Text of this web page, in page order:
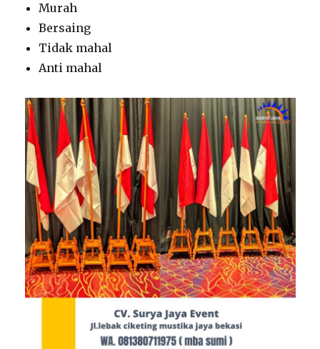
Murah
Bersaing
Tidak mahal
Anti mahal